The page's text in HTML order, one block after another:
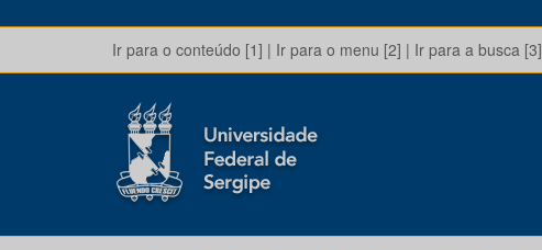
Ir para o conteúdo [1] | Ir para o menu [2] | Ir para a busca [3]